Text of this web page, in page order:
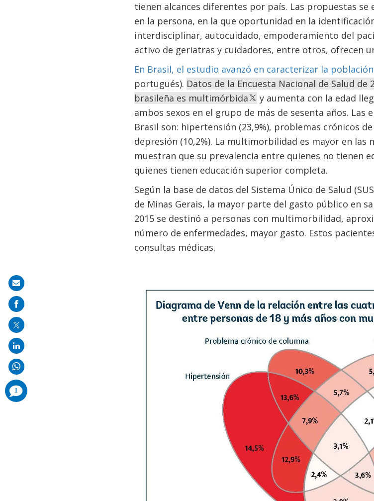
tienen alcances diferentes por país. Las propuestas
en la persona, en la que oportunidad en la
interdisciplinar, autocuidado, empoderamiento del
activo de geriatras y cuidadores, entre otros, ofrecen
En Brasil, el estudio avanzó en caracterizar la
portugués). Datos de la Encuesta Nacional de Salud
brasileña es multimórbida
y aumenta con la edad
ambos sexos en el grupo de más de sesenta años. Las
Brasil son: hipertensión (23,9%), problemas crónicos
depresión (10,2%). La multimorbilidad es mayor en las
muestran que su prevalencia entre quienes no tienen
quienes tienen educación superior completa.
Según la base de datos del Sistema Único de Salud
de Minas Gerais, la mayor parte del gasto público en
2015 se destinó a personas con multimorbilidad,
número de enfermedades, mayor gasto. Estos
consultas médicas.
Share
on
mail
1
comments
added